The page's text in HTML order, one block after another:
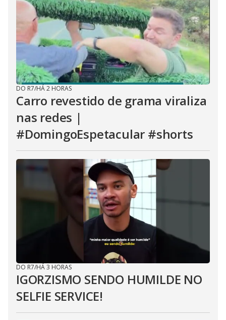
DO R7/HÁ 2 HORAS
Carro revestido de grama viraliza
nas redes |
#DomingoEspetacular #shorts
DO R7/HÁ 3 HORAS
IGORZISMO SENDO HUMILDE NO
SELFIE SERVICE!